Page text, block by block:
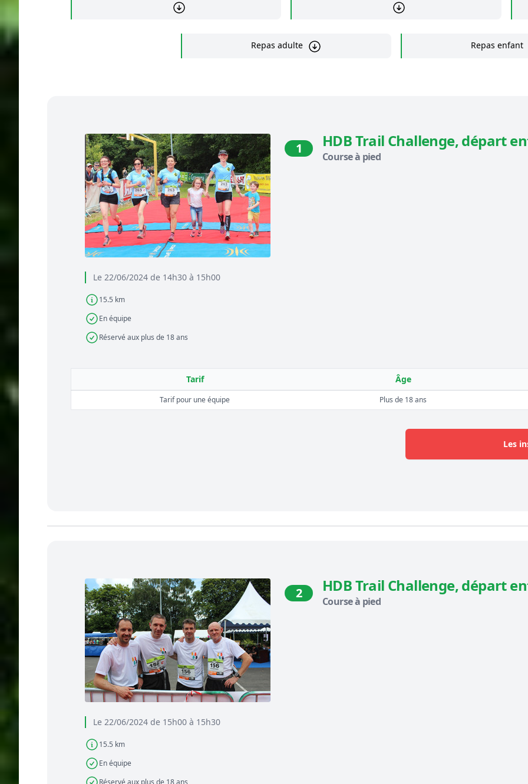
Repas adulte Repas enfant
Le 22/06/2024 de 14h30 à 15h00
15.5 km
En équipe
Réservé aux plus de 18 ans
1 HDB Trail Challenge, départ
Course à pied
Tarif Âge
Tarif pour une équipe Plus de 18 ans
Les
Le 22/06/2024 de 15h00 à 15h30
15.5 km
En équipe
Réservé aux plus de 18 ans
2 HDB Trail Challenge, départ
Course à pied